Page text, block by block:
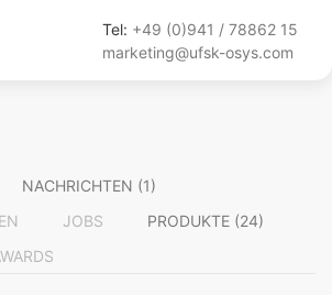
Tel: +49 (0)941 / 78862 15
marketing@ufsk-osys.com
NACHRICHTEN (1)
JOBS
PRODUKTE (24)